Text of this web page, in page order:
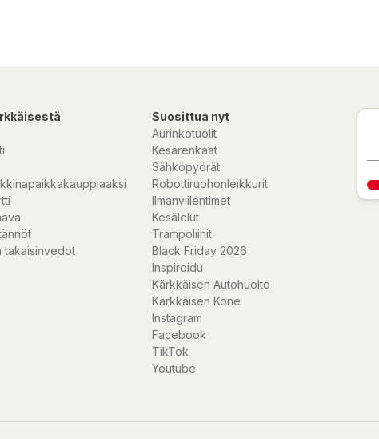
takaisinvedot
Suosittua nyt
Aurinkotuolit
Kesärenkaat
Sähköpyörät
Robottiruohonleikkurit
Ilmanviilentimet
Kesälelut
Trampoliinit
Black Friday 2026
Inspiroidu
Kärkkäisen Autohuolto
Kärkkäisen Kone
Instagram
Facebook
TikTok
Youtube